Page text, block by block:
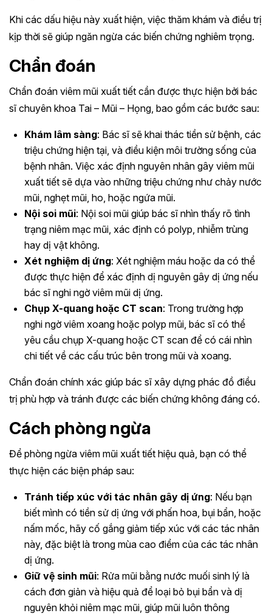
Khi các dấu hiệu này xuất hiện, việc thăm khám và điều trị
kịp thời sẽ giúp ngăn ngừa các biến chứng nghiêm trọng.
Chẩn đoán
Chẩn đoán viêm mũi xuất tiết cần được thực hiện bởi bác
sĩ chuyên khoa Tai – Mũi – Họng, bao gồm các bước sau:
Khám lâm sàng: Bác sĩ sẽ khai thác tiền sử bệnh, các
triệu chứng hiện tại, và điều kiện môi trường sống của
bệnh nhân. Việc xác định nguyên nhân gây viêm mũi
xuất tiết sẽ dựa vào những triệu chứng như chảy nước
mũi, nghẹt mũi, ho, hoặc ngứa mũi.
Nội soi mũi: Nội soi mũi giúp bác sĩ nhìn thấy rõ tình
trạng niêm mạc mũi, xác định có polyp, nhiễm trùng
hay dị vật không.
Xét nghiệm dị ứng: Xét nghiệm máu hoặc da có thể
được thực hiện để xác định dị nguyên gây dị ứng nếu
bác sĩ nghi ngờ viêm mũi dị ứng.
Chụp X-quang hoặc CT scan: Trong trường hợp
nghi ngờ viêm xoang hoặc polyp mũi, bác sĩ có thể
yêu cầu chụp X-quang hoặc CT scan để có cái nhìn
chi tiết về các cấu trúc bên trong mũi và xoang.
Chẩn đoán chính xác giúp bác sĩ xây dựng phác đồ điều
trị phù hợp và tránh được các biến chứng không đáng có.
Cách phòng ngừa
Để phòng ngừa viêm mũi xuất tiết hiệu quả, bạn có thể
thực hiện các biện pháp sau:
Tránh tiếp xúc với tác nhân gây dị ứng: Nếu bạn
biết mình có tiền sử dị ứng với phấn hoa, bụi bẩn, hoặc
nấm mốc, hãy cố gắng giảm tiếp xúc với các tác nhân
này, đặc biệt là trong mùa cao điểm của các tác nhân
dị ứng.
Giữ vệ sinh mũi: Rửa mũi bằng nước muối sinh lý là
cách đơn giản và hiệu quả để loại bỏ bụi bẩn và dị
nguyên khỏi niêm mạc mũi, giúp mũi luôn thông